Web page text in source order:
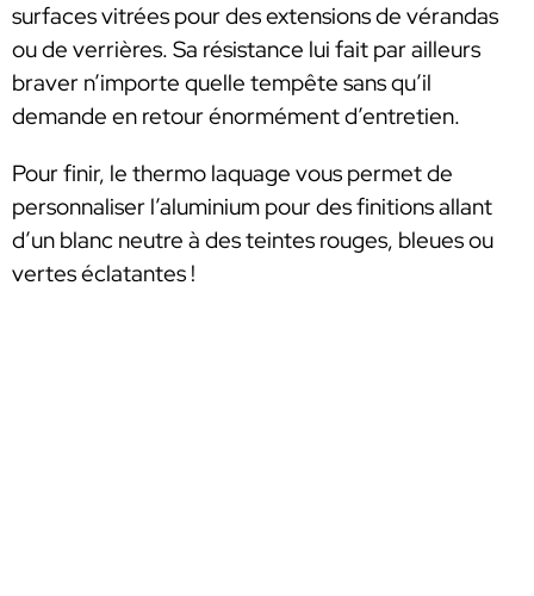
surfaces vitrées pour des extensions de vérandas
ou de verrières. Sa résistance lui fait par ailleurs
braver n’importe quelle tempête sans qu’il
demande en retour énormément d’entretien.
Pour finir, le thermo laquage vous permet de
personnaliser l’aluminium pour des finitions allant
d’un blanc neutre à des teintes rouges, bleues ou
vertes éclatantes !